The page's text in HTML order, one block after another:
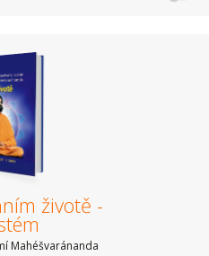
životě -
Mahéšvaránanda